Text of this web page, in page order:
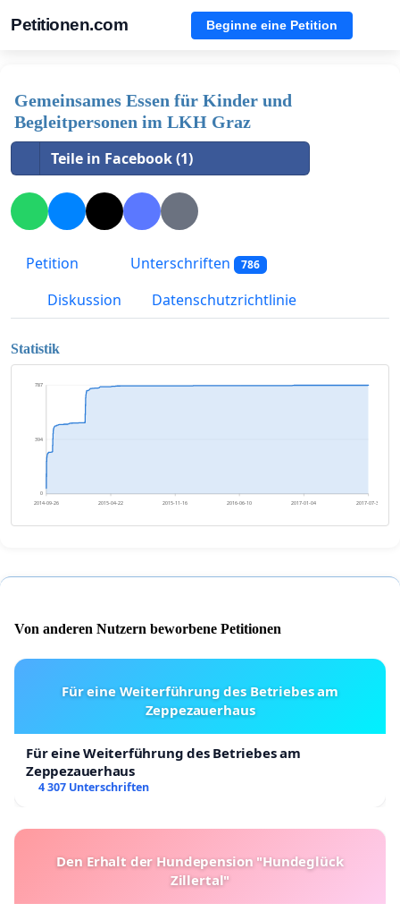
Petitionen.com Beginne eine Petition
Gemeinsames Essen für Kinder und
Begleitpersonen im LKH Graz
Teile in Facebook (1)
Petition Unterschriften 786
Diskussion Datenschutzrichtlinie
Statistik
0
394
787
2014-09-26 2015-04-22 2015-11-16 2016-06-10 2017-01-04 2017-07-31
Von anderen Nutzern beworbene Petitionen
Für eine Weiterführung des Betriebes am
Zeppezauerhaus
Für eine Weiterführung des Betriebes am
Zeppezauerhaus
4 307 Unterschriften
Den Erhalt der Hundepension "Hundeglück
Zillertal"